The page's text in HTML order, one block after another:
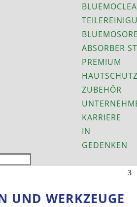
ABSORBER
PREMIUM
ZUBEHÖR
KARRIERE
IN
GEDENKEN
UND WERKZEUGE